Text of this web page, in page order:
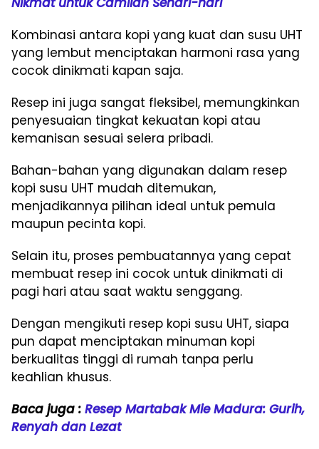
Kombinasi antara kopi yang kuat dan susu UHT
yang lembut menciptakan harmoni rasa yang
cocok dinikmati kapan saja.
Resep ini juga sangat fleksibel, memungkinkan
penyesuaian tingkat kekuatan kopi atau
kemanisan sesuai selera pribadi.
Bahan-bahan yang digunakan dalam resep
kopi susu UHT mudah ditemukan,
menjadikannya pilihan ideal untuk pemula
maupun pecinta kopi.
Selain itu, proses pembuatannya yang cepat
membuat resep ini cocok untuk dinikmati di
pagi hari atau saat waktu senggang.
Dengan mengikuti resep kopi susu UHT, siapa
pun dapat menciptakan minuman kopi
berkualitas tinggi di rumah tanpa perlu
keahlian khusus.
Baca juga : Resep Martabak Mie Madura: Gurih,
Renyah dan Lezat